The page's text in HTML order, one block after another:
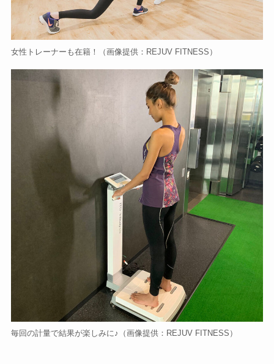
女性トレーナーも在籍！（画像提供：REJUV FITNESS）
毎回の計量で結果が楽しみに♪（画像提供：REJUV FITNESS）